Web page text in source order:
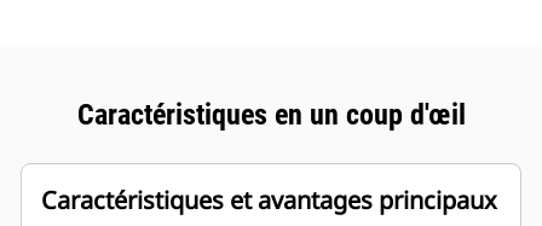
Caractéristiques en un coup d'œil
Caractéristiques et avantages principaux